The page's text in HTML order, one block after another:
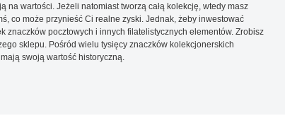
na wartości. Jeżeli natomiast tworzą całą kolekcję, wtedy masz
co może przynieść Ci realne zyski. Jednak, żeby inwestować
znaczków pocztowych i innych filatelistycznych elementów. Zrobisz
sklepu. Pośród wielu tysięcy znaczków kolekcjonerskich
swoją wartość historyczną.